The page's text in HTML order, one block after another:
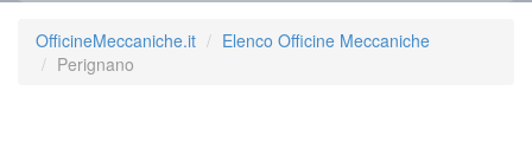
OfficineMeccaniche.it
Elenco Officine Meccaniche
Perignano